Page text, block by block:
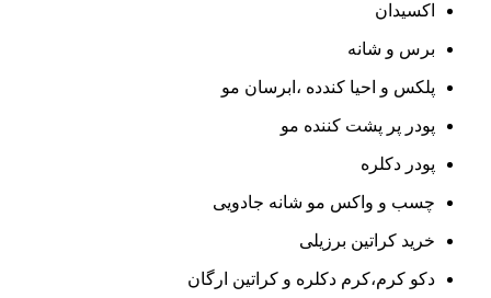
اکسیدان
برس و شانه
پلکس و احیا کندده ،ابرسان مو
پودر پر پشت کننده مو
پودر دکلره
چسب و واکس مو شانه جادویی
خرید کراتین برزیلی
دکو کرم،کرم دکلره و کراتین ارگان